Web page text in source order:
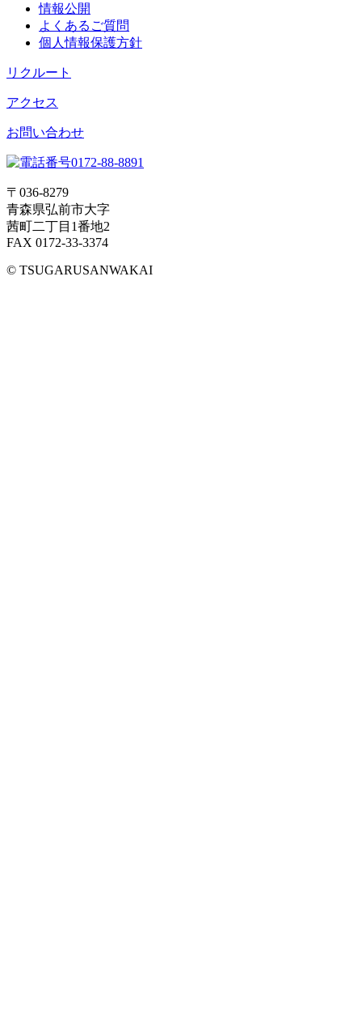
情報公開
よくあるご質問
個人情報保護方針
リクルート
アクセス
お問い合わせ
〒036-8279
青森県弘前市大字
茜町二丁目1番地2
FAX 0172-33-3374
© TSUGARUSANWAKAI